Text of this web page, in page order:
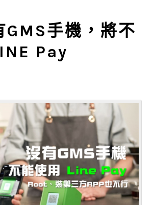
GMS手機，將不
Pay